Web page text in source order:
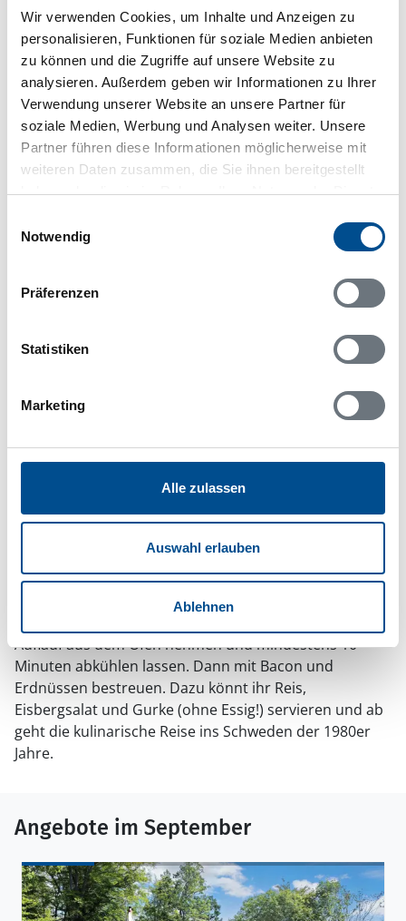
Wir verwenden Cookies, um Inhalte und Anzeigen zu
personalisieren, Funktionen für soziale Medien anbieten
zu können und die Zugriffe auf unsere Website zu
analysieren. Außerdem geben wir Informationen zu Ihrer
Verwendung unserer Website an unsere Partner für
soziale Medien, Werbung und Analysen weiter. Unsere
Partner führen diese Informationen möglicherweise mit
weiteren Daten zusammen, die Sie ihnen bereitgestellt
haben oder die sie im Rahmen Ihrer Nutzung der Dienste
Notwendig
Präferenzen
Statistiken
Marketing
Alle zulassen
Auswahl erlauben
Ablehnen
1 kg Hähnchenbrust oder ein Grillhähnchen
150 g Bacon
2 Bananen
300 g Sahne
100 ml Chilisauce
80 g gesalzene Erdnüsse
Salatwürzmischung (tatsächlich: original wird eine
fertig gekaufte italienische Salatgewürzmischung
verwendet)
Und so geht’s:
schneiden, salzen und in Öl goldbraun anbraten
Bacon in kleine Stücke schneiden und bei mittlerer
Hitze knusprig anbraten. Auf Küchenpapier
Bananen längs aufschneiden und halbieren.
Die Hähnchenbruststücke in einer Auflaufform
Salatgewürzmischung bestreuen.
Die Bananenviertel mit der Schnittstelle nach oben
Sahne schlagen und die Chilisauce einrühren.
Dann auf Hähnchen und Bananen verteilen.
Bei 225 Grad im Ofen backen, bis die Oberseite schön
Auflauf aus dem Ofen nehmen und mindestens 10
Minuten abkühlen lassen. Dann mit Bacon und
Erdnüssen bestreuen. Dazu könnt ihr Reis,
Eisbergsalat und Gurke (ohne Essig!) servieren und ab
geht die kulinarische Reise ins Schweden der 1980er
Jahre.
Angebote im September